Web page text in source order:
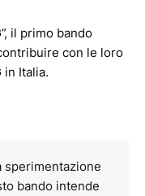
il primo bando
con le loro
in Italia.
sperimentazione
bando intende